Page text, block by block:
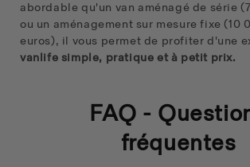
abordable qu'un van aménagé de série
ou un aménagement sur mesure fixe (10
euros), il vous permet de profiter d'une
vanlife simple, pratique et à petit prix.
FAQ -
fréquentes